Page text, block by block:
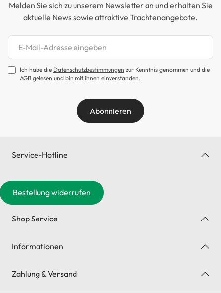
Melden Sie sich zu unserem Newsletter an und erhalten Sie
aktuelle News sowie attraktive Trachtenangebote.
Newsletter abonnieren
Ich habe die Datenschutzbestimmungen zur Kenntnis genommen und die
AGB gelesen und bin mit ihnen einverstanden.
Abonnieren
Service-Hotline
Bestellung widerrufen
Shop Service
Informationen
Zahlung & Versand